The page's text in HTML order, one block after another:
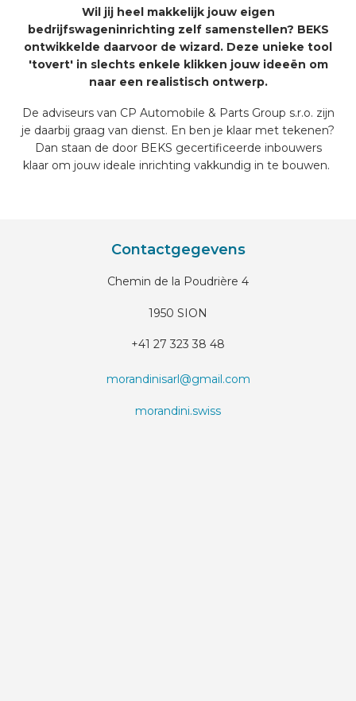
Wil jij heel makkelijk jouw eigen
bedrijfswageninrichting zelf samenstellen? BEKS
ontwikkelde daarvoor de wizard. Deze unieke tool
'tovert' in slechts enkele klikken jouw ideeën om
naar een realistisch ontwerp.
De adviseurs van CP Automobile & Parts Group s.r.o. zijn
je daarbij graag van dienst. En ben je klaar met tekenen?
Dan staan de door BEKS gecertificeerde inbouwers
klaar om jouw ideale inrichting vakkundig in te bouwen.
Contactgegevens
Chemin de la Poudrière 4
1950 SION
+41 27 323 38 48
morandinisarl@gmail.com
morandini.swiss